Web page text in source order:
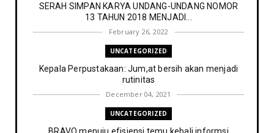
SERAH SIMPAN KARYA UNDANG-UNDANG NOMOR
13 TAHUN 2018 MENJADI...
February 26, 2022
UNCATEGORIZED
Kepala Perpustakaan: Jum,at bersih akan menjadi
rutinitas
December 04, 2021
UNCATEGORIZED